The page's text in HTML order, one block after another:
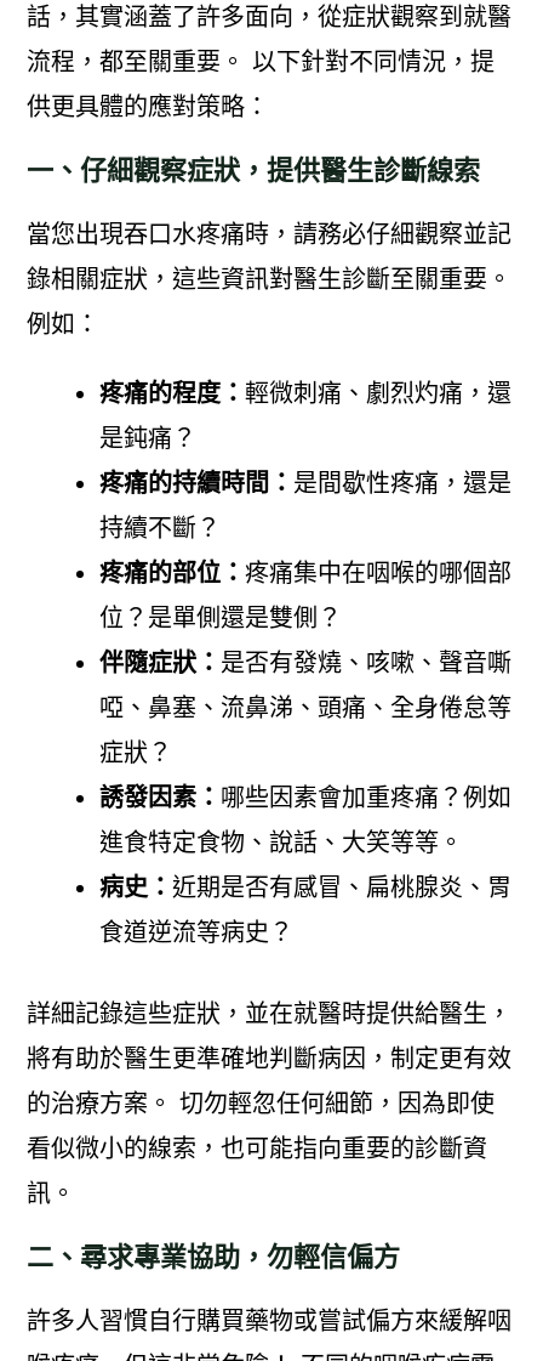
話，其實涵蓋了許多面向，從症狀觀察到就醫
流程，都至關重要。 以下針對不同情況，提
供更具體的應對策略：
一、仔細觀察症狀，提供醫生診斷線索
當您出現吞口水疼痛時，請務必仔細觀察並記
錄相關症狀，這些資訊對醫生診斷至關重要。
例如：
疼痛的程度： 輕微刺痛、劇烈灼痛，還
是鈍痛？
疼痛的持續時間： 是間歇性疼痛，還是
持續不斷？
疼痛的部位： 疼痛集中在咽喉的哪個部
位？是單側還是雙側？
伴隨症狀： 是否有發燒、咳嗽、聲音嘶
啞、鼻塞、流鼻涕、頭痛、全身倦怠等
症狀？
誘發因素： 哪些因素會加重疼痛？例如
進食特定食物、說話、大笑等等。
病史： 近期是否有感冒、扁桃腺炎、胃
食道逆流等病史？
詳細記錄這些症狀，並在就醫時提供給醫生，
將有助於醫生更準確地判斷病因，制定更有效
的治療方案。 切勿輕忽任何細節，因為即使
看似微小的線索，也可能指向重要的診斷資
訊。
二、尋求專業協助，勿輕信偏方
許多人習慣自行購買藥物或嘗試偏方來緩解咽